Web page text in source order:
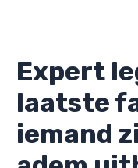
Expert
laatste
iemand